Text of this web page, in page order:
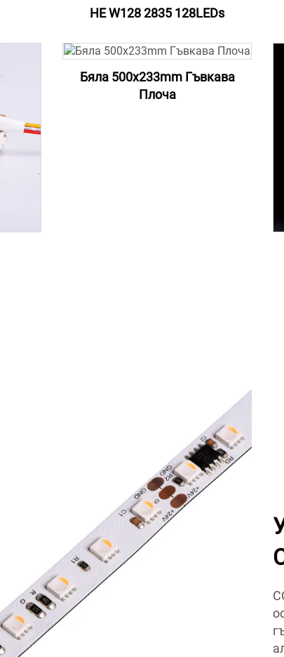
HE W128 2835 128LEDs
Бяла 500x233mm Гъвкава
Плоча